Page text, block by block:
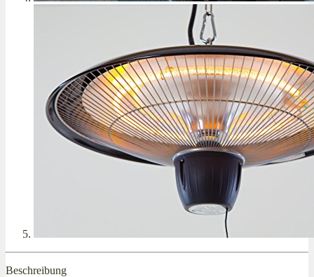
Beschreibung